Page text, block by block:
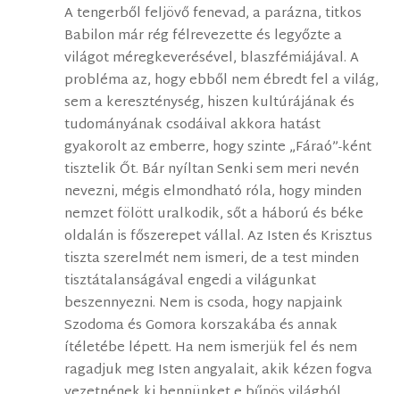
A tengerből feljövő fenevad, a parázna, titkos
Babilon már rég félrevezette és legyőzte a
világot méregkeverésével, blaszfémiájával. A
probléma az, hogy ebből nem ébredt fel a világ,
sem a kereszténység, hiszen kultúrájának és
tudományának csodáival akkora hatást
gyakorolt az emberre, hogy szinte „Fáraó”-ként
tisztelik Őt. Bár nyíltan Senki sem meri nevén
nevezni, mégis elmondható róla, hogy minden
nemzet fölött uralkodik, sőt a háború és béke
oldalán is főszerepet vállal. Az Isten és Krisztus
tiszta szerelmét nem ismeri, de a test minden
tisztátalanságával engedi a világunkat
beszennyezni. Nem is csoda, hogy napjaink
Szodoma és Gomora korszakába és annak
ítéletébe lépett. Ha nem ismerjük fel és nem
ragadjuk meg Isten angyalait, akik kézen fogva